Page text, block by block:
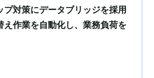
プ対策にデータブリッジを採用
え作業を自動化し、業務負荷を